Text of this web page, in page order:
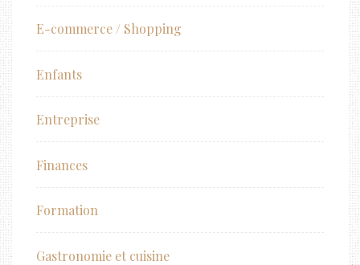
E-commerce / Shopping
Enfants
Entreprise
Finances
Formation
Gastronomie et cuisine